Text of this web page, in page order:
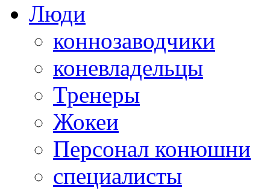
Люди
коннозаводчики
коневладельцы
Тренеры
Жокеи
Персонал конюшни
специалисты